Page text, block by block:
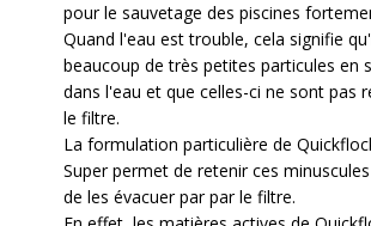
pour le sauvetage des piscines
Quand l'eau est trouble, cela signifie
beaucoup de très petites particules en
dans l'eau et que celles-ci ne sont pas
le filtre.
La formulation particulière de
Superpermet de retenir ces
de les évacuer par par le filtre.